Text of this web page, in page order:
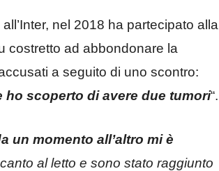
nel 2018 ha partecipato alla
costretto ad abbondonare la
a seguito di uno scontro:
ho scoperto di avere due tumori“.
un momento all’altro mi è
al letto e sono stato raggiunto